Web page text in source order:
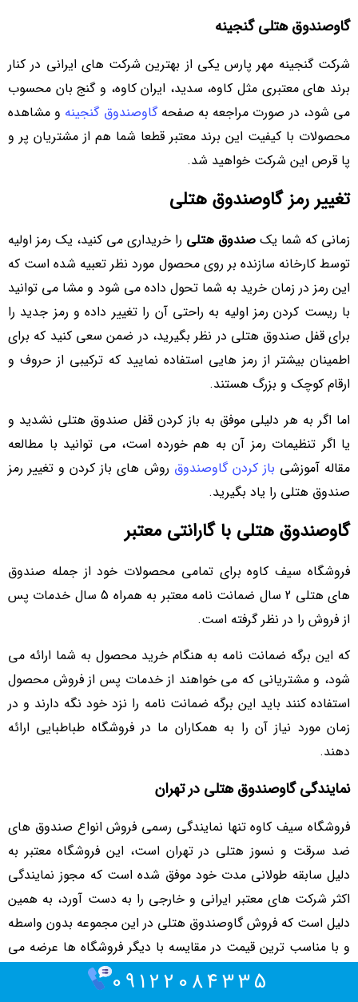
گاوصندوق هتلی گنجینه
شرکت گنجینه مهر پارس یکی از بهترین شرکت های ایرانی در کنار
برند های معتبری مثل کاوه، سدید، ایران کاوه، و گنج بان محسوب
می شود، در صورت مراجعه به صفحهگاوصندوق گنجینه و مشاهده
محصولات با کیفیت این برند معتبر قطعا شما هم از مشتریان پر و
پا قرص این شرکت خواهید شد.
تغییر رمز گاوصندوق هتلی
زمانی که شما یک صندوق هتلی را خریداری می کنید، یک رمز اولیه
توسط کارخانه سازنده بر روی محصول مورد نظر تعبیه شده است که
این رمز در زمان خرید به شما تحول داده می شود و مشا می توانید
با ریست کردن رمز اولیه به راحتی آن را تغییر داده و رمز جدید را
برای قفل صندوق هتلی در نظر بگیرید، در ضمن سعی کنید که برای
اطمینان بیشتر از رمز هایی استفاده نمایید که ترکیبی از حروف و
ارقام کوچک و بزرگ هستند.
اما اگر به هر دلیلی موفق به باز کردن قفل صندوق هتلی نشدید و
یا اگر تنظیمات رمز آن به هم خورده است، می توانید با مطالعه
مقاله آموزشی باز کردن گاوصندوق روش های باز کردن و تغییر رمز
صندوق هتلی را یاد بگیرید.
گاوصندوق هتلی با گارانتی معتبر
فروشگاه سیف کاوه برای تمامی محصولات خود از جمله صندوق
های هتلی 2 سال ضمانت نامه معتبر به همراه 5 سال خدمات پس
از فروش را در نظر گرفته است.
که این برگه ضمانت نامه به هنگام خرید محصول به شما ارائه می
شود، و مشتریانی که می خواهند از خدمات پس از فروش محصول
استفاده کنند باید این برگه ضمانت نامه را نزد خود نگه دارند و در
زمان مورد نیاز آن را به همکاران ما در فروشگاه طباطبایی ارائه
دهند.
نمایندگی گاوصندوق هتلی در تهران
فروشگاه سیف کاوه تنها نمایندگی رسمی فروش انواع صندوق های
ضد سرقت و نسوز هتلی در تهران است، این فروشگاه معتبر به
دلیل سابقه طولانی مدت خود موفق شده است که مجوز نمایندگی
اکثر شرکت های معتبر ایرانی و خارجی را به دست آورد، به همین
دلیل است که فروش گاوصندوق هتلی در این مجموعه بدون واسطه
و با مناسب ترین قیمت در مقایسه با دیگر فروشگاه ها عرضه می
09122084335